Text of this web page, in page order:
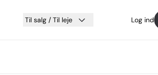
Til salg / Til leje Log ind